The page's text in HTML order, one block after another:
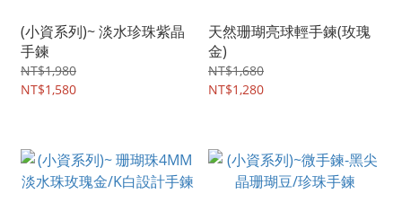
(小資系列)~ 淡水珍珠紫晶
手鍊
NT$1,980
NT$1,580
天然珊瑚亮球輕手鍊(玫瑰
金)
NT$1,680
NT$1,280